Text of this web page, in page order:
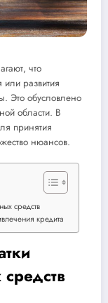
что
развития
Это обусловлено
области. В
принятия
нюансов.
средств
кредита